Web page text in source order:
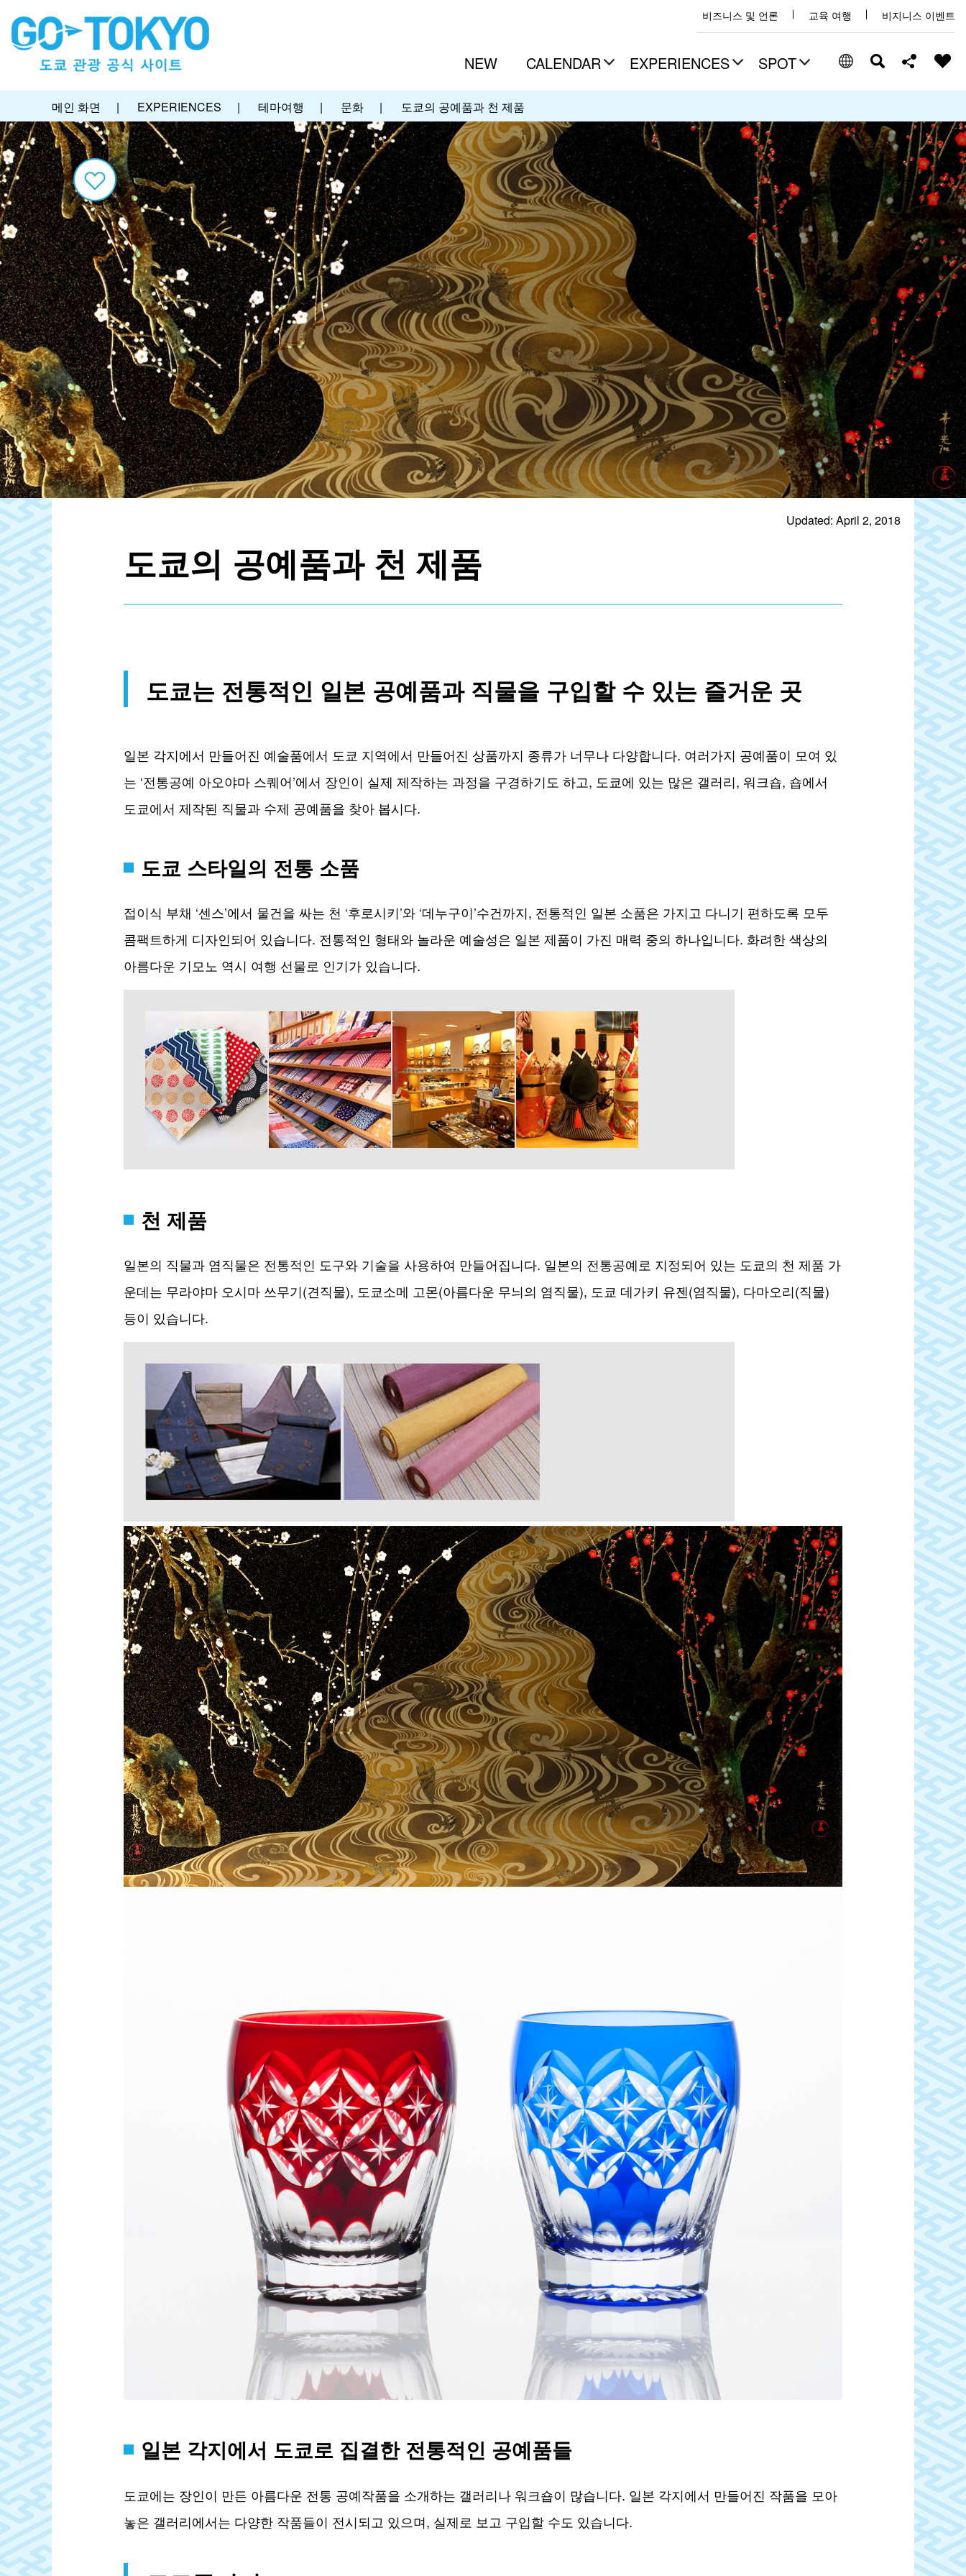
비즈니스 및 언론 교육 여행 비지니스 이벤트
NEW CALENDAR EXPERIENCES SPOT
메인 화면 | EXPERIENCES | 테마여행 | 문화 | 도쿄의 공예품과 천 제품
Updated: April 2, 2018
도쿄의 공예품과 천 제품
도쿄는 전통적인 일본 공예품과 직물을 구입할 수 있는 즐거운 곳
일본 각지에서 만들어진 예술품에서 도쿄 지역에서 만들어진 상품까지 종류가 너무나 다양합니다. 여러가지 공예품이 모여 있
는 ‘전통공예 아오야마 스퀘어’에서 장인이 실제 제작하는 과정을 구경하기도 하고, 도쿄에 있는 많은 갤러리, 워크숍, 숍에서
도쿄에서 제작된 직물과 수제 공예품을 찾아 봅시다.
도쿄 스타일의 전통 소품
접이식 부채 ‘센스’에서 물건을 싸는 천 ‘후로시키’와 ‘데누구이’수건까지, 전통적인 일본 소품은 가지고 다니기 편하도록 모두
콤팩트하게 디자인되어 있습니다. 전통적인 형태와 놀라운 예술성은 일본 제품이 가진 매력 중의 하나입니다. 화려한 색상의
아름다운 기모노 역시 여행 선물로 인기가 있습니다.
천 제품
일본의 직물과 염직물은 전통적인 도구와 기술을 사용하여 만들어집니다. 일본의 전통공예로 지정되어 있는 도쿄의 천 제품 가
운데는 무라야마 오시마 쓰무기(견직물), 도쿄소메 고몬(아름다운 무늬의 염직물), 도쿄 데가키 유젠(염직물), 다마오리(직물)
등이 있습니다.
일본 각지에서 도쿄로 집결한 전통적인 공예품들
도쿄에는 장인이 만든 아름다운 전통 공예작품을 소개하는 갤러리나 워크숍이 많습니다. 일본 각지에서 만들어진 작품을 모아
놓은 갤러리에서는 다양한 작품들이 전시되고 있으며, 실제로 보고 구입할 수도 있습니다.